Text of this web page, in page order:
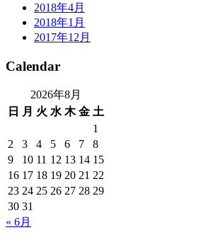
2018年4月
2018年1月
2017年12月
Calendar
2026年8月
日
月 火 水 木 金 土
1
2
3 4 5 6 7
8
9
10 11 12 13 14 15
16 17 18 19 20 21 22
23 24 25 26 27 28 29
30 31
« 6月